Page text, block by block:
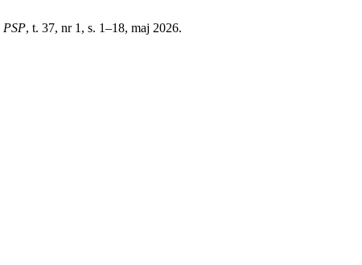
PSP, t. 37, nr 1, s. 1–18, maj 2026.